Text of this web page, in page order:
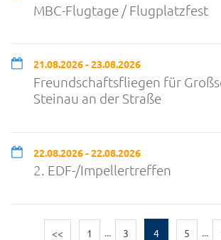
MBC-Flugtage / Flugplatzfest
21.08.2026 - 23.08.2026
Freundschaftsfliegen für
Steinau an der Straße
22.08.2026 - 22.08.2026
2. EDF-/Impellertreffen
<< 1 ... 3 4 5 ...